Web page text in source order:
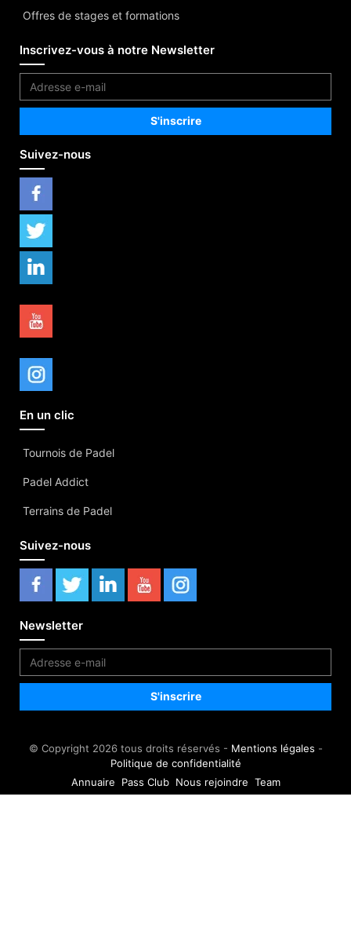
Offres de stages et formations
Inscrivez-vous à notre Newsletter
Suivez-nous
En un clic
Tournois de Padel
Padel Addict
Terrains de Padel
Suivez-nous
Newsletter
© Copyright 2026 tous droits réservés - Mentions légales -
Politique de confidentialité
Annuaire
Pass Club Nous rejoindre Team